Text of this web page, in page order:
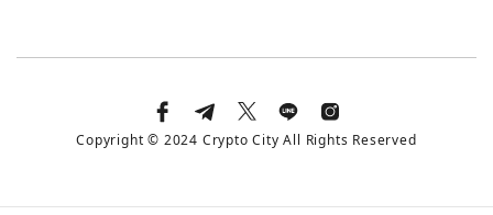
Copyright © 2024 Crypto City All Rights Reserved